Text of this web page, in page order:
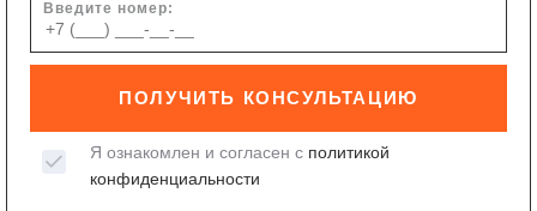
Введите номер:
ПОЛУЧИТЬ КОНСУЛЬТАЦИЮ
Я ознакомлен и согласен с политикой
конфиденциальности